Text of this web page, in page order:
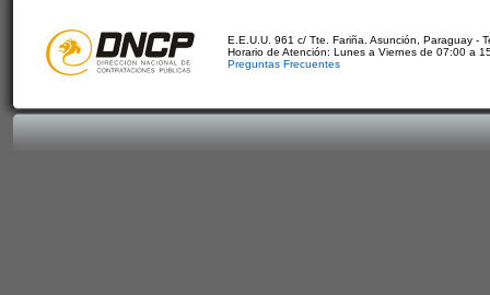
E.E.U.U. 961 c/ Tte. Fariña. Asunción, Paraguay -
Horario de Atención: Lunes a Viernes de 07:00 a
Preguntas Frecuentes